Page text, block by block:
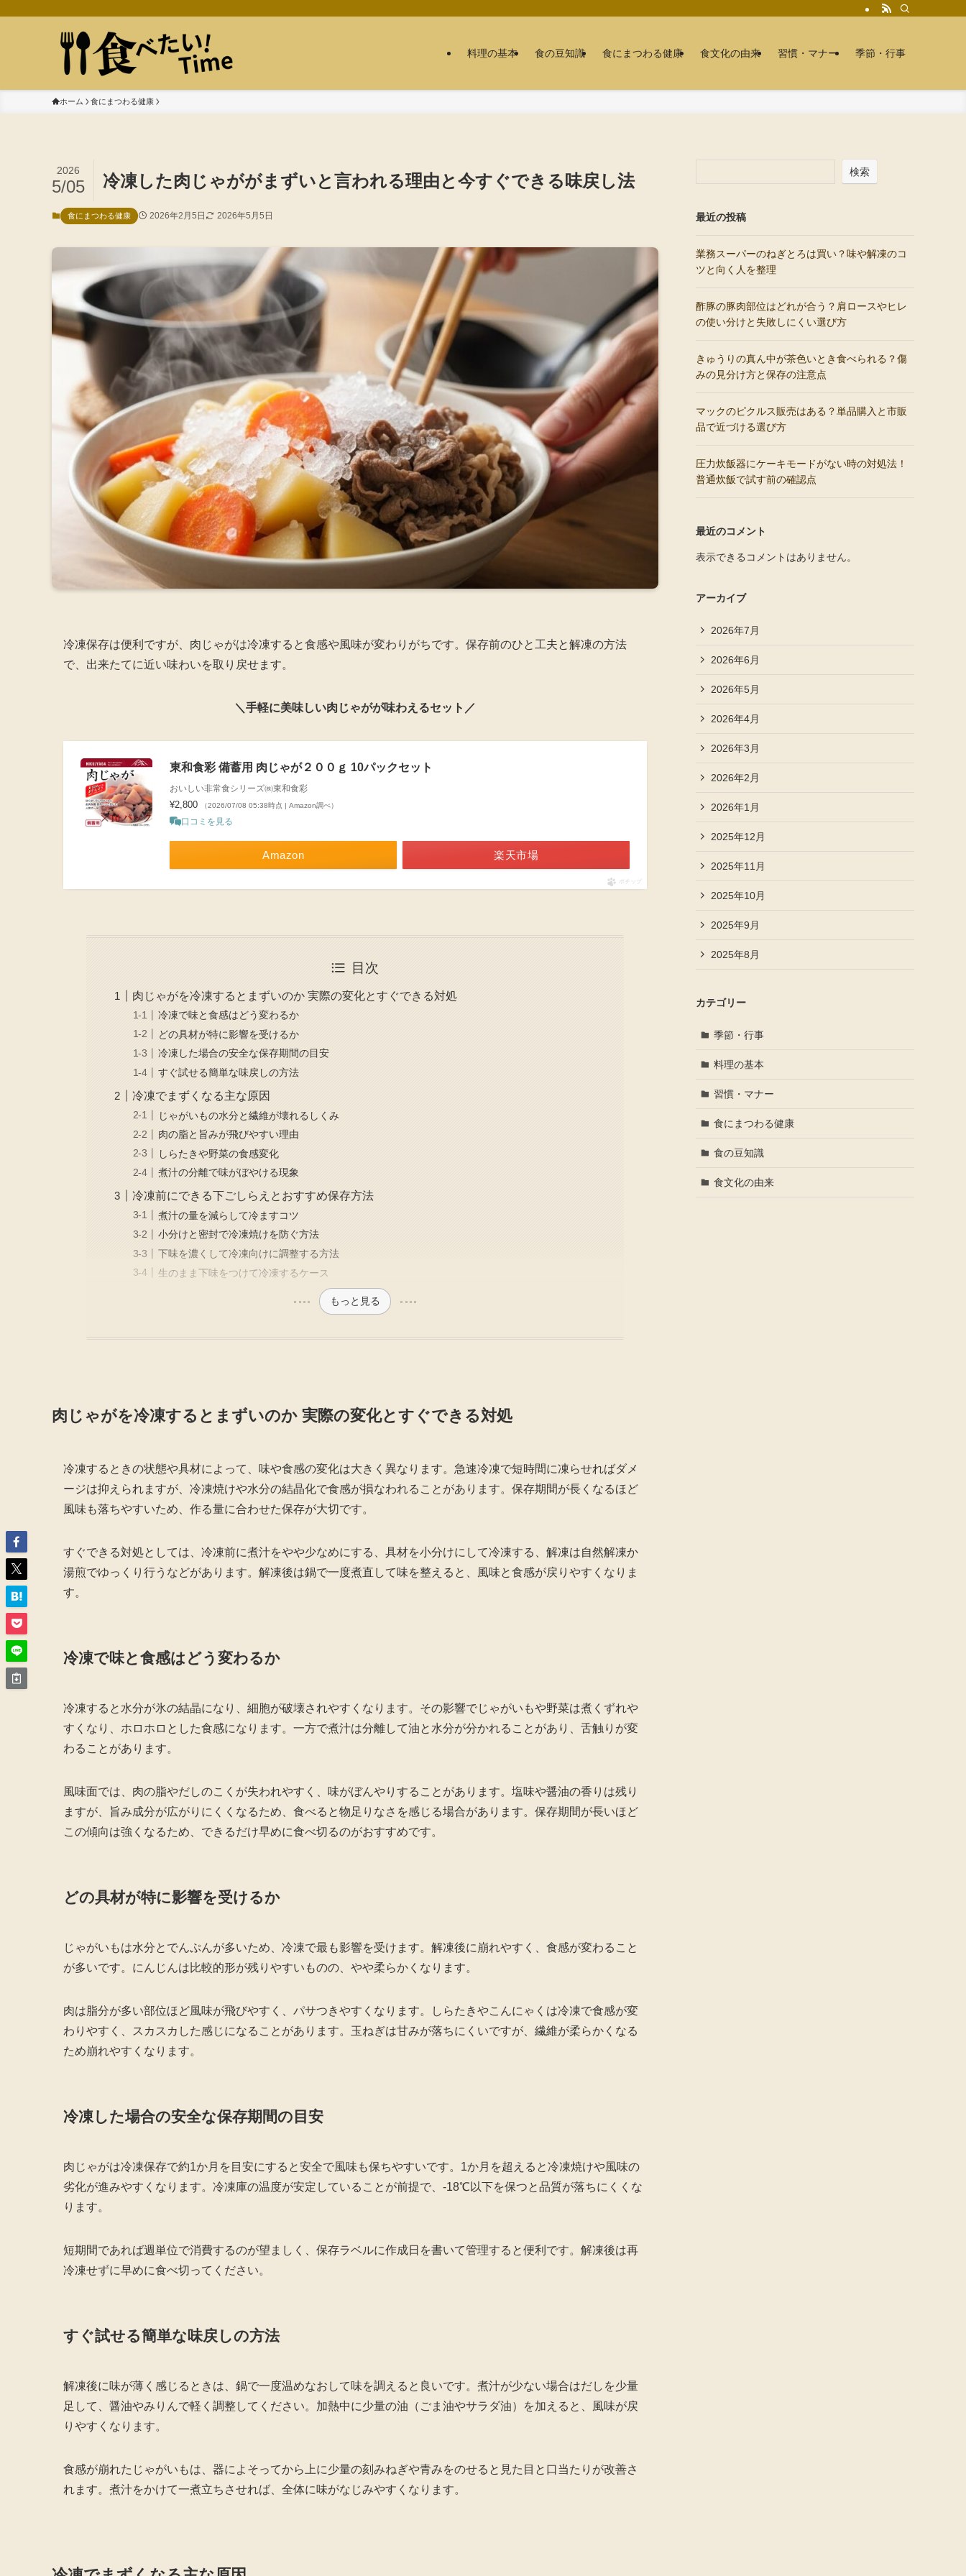
料理の基本 食の豆知識 食にまつわる健康 食文化の由来 習慣・マナー 季節・行事
ホーム 食にまつわる健康
冷凍した肉じゃががまずいと言われる理由と今すぐできる味戻し法
2026
5/05
食にまつわる健康 2026年2月5日 2026年5月5日
冷凍保存は便利ですが、肉じゃがは冷凍すると食感や風味が変わりがちです。保存前のひと工夫と解凍の方法
で、出来たてに近い味わいを取り戻せます。
＼手軽に美味しい肉じゃがが味わえるセット／
東和食彩 備蓄用 肉じゃが２００ｇ 10パックセット
おいしい非常食シリーズ㈱東和食彩
¥2,800 （2026/07/08 05:38時点 | Amazon調べ）
口コミを見る
Amazon 楽天市場
ポチップ
目次
肉じゃがを冷凍するとまずいのか 実際の変化とすぐできる対処
冷凍で味と食感はどう変わるか
どの具材が特に影響を受けるか
冷凍した場合の安全な保存期間の目安
すぐ試せる簡単な味戻しの方法
冷凍でまずくなる主な原因
じゃがいもの水分と繊維が壊れるしくみ
肉の脂と旨みが飛びやすい理由
しらたきや野菜の食感変化
煮汁の分離で味がぼやける現象
冷凍前にできる下ごしらえとおすすめ保存方法
煮汁の量を減らして冷ますコツ
小分けと密封で冷凍焼けを防ぐ方法
下味を濃くして冷凍向けに調整する方法
生のまま下味をつけて冷凍するケース
もっと見る
肉じゃがを冷凍するとまずいのか 実際の変化とすぐできる対処
冷凍するときの状態や具材によって、味や食感の変化は大きく異なります。急速冷凍で短時間に凍らせればダメ
ージは抑えられますが、冷凍焼けや水分の結晶化で食感が損なわれることがあります。保存期間が長くなるほど
風味も落ちやすいため、作る量に合わせた保存が大切です。
すぐできる対処としては、冷凍前に煮汁をやや少なめにする、具材を小分けにして冷凍する、解凍は自然解凍か
湯煎でゆっくり行うなどがあります。解凍後は鍋で一度煮直して味を整えると、風味と食感が戻りやすくなりま
す。
冷凍で味と食感はどう変わるか
冷凍すると水分が氷の結晶になり、細胞が破壊されやすくなります。その影響でじゃがいもや野菜は煮くずれや
すくなり、ホロホロとした食感になります。一方で煮汁は分離して油と水分が分かれることがあり、舌触りが変
わることがあります。
風味面では、肉の脂やだしのこくが失われやすく、味がぼんやりすることがあります。塩味や醤油の香りは残り
ますが、旨み成分が広がりにくくなるため、食べると物足りなさを感じる場合があります。保存期間が長いほど
この傾向は強くなるため、できるだけ早めに食べ切るのがおすすめです。
どの具材が特に影響を受けるか
じゃがいもは水分とでんぷんが多いため、冷凍で最も影響を受けます。解凍後に崩れやすく、食感が変わること
が多いです。にんじんは比較的形が残りやすいものの、やや柔らかくなります。
肉は脂分が多い部位ほど風味が飛びやすく、パサつきやすくなります。しらたきやこんにゃくは冷凍で食感が変
わりやすく、スカスカした感じになることがあります。玉ねぎは甘みが落ちにくいですが、繊維が柔らかくなる
ため崩れやすくなります。
冷凍した場合の安全な保存期間の目安
肉じゃがは冷凍保存で約1か月を目安にすると安全で風味も保ちやすいです。1か月を超えると冷凍焼けや風味の
劣化が進みやすくなります。冷凍庫の温度が安定していることが前提で、-18℃以下を保つと品質が落ちにくくな
ります。
短期間であれば週単位で消費するのが望ましく、保存ラベルに作成日を書いて管理すると便利です。解凍後は再
冷凍せずに早めに食べ切ってください。
すぐ試せる簡単な味戻しの方法
解凍後に味が薄く感じるときは、鍋で一度温めなおして味を調えると良いです。煮汁が少ない場合はだしを少量
足して、醤油やみりんで軽く調整してください。加熱中に少量の油（ごま油やサラダ油）を加えると、風味が戻
りやすくなります。
食感が崩れたじゃがいもは、器によそってから上に少量の刻みねぎや青みをのせると見た目と口当たりが改善さ
れます。煮汁をかけて一煮立ちさせれば、全体に味がなじみやすくなります。
検索
最近の投稿
業務スーパーのねぎとろは買い？味や解凍のコ
ツと向く人を整理
酢豚の豚肉部位はどれが合う？肩ロースやヒレ
の使い分けと失敗しにくい選び方
きゅうりの真ん中が茶色いとき食べられる？傷
みの見分け方と保存の注意点
マックのピクルス販売はある？単品購入と市販
品で近づける選び方
圧力炊飯器にケーキモードがない時の対処法！
普通炊飯で試す前の確認点
最近のコメント
表示できるコメントはありません。
アーカイブ
2026年7月
2026年6月
2026年5月
2026年4月
2026年3月
2026年2月
2026年1月
2025年12月
2025年11月
2025年10月
2025年9月
2025年8月
カテゴリー
季節・行事
料理の基本
習慣・マナー
食にまつわる健康
食の豆知識
食文化の由来